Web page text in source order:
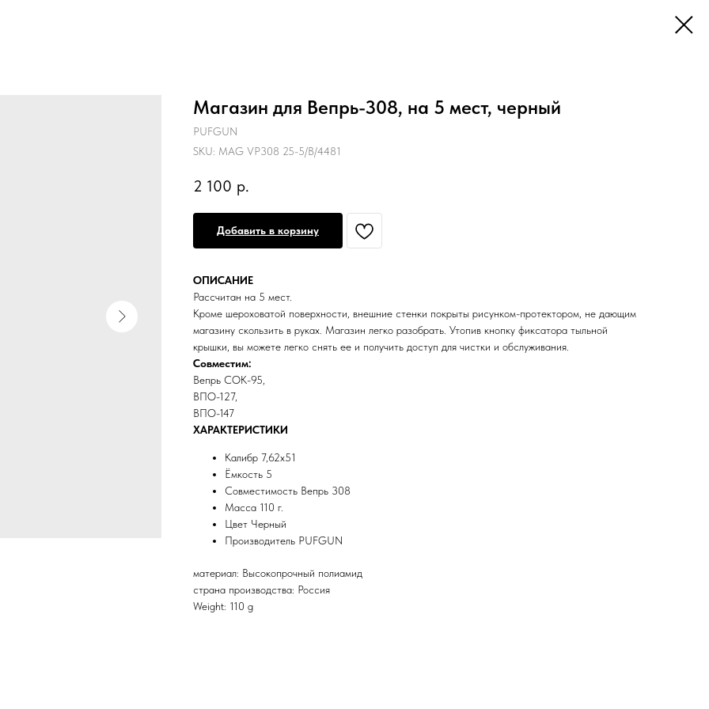
Магазин для Вепрь-308, на 5 мест, черный
PUFGUN
SKU: MAG VP308 25-5/B/4481
2 100 р.
Добавить в корзину
ОПИСАНИЕ
Рассчитан на 5 мест.
Кроме шероховатой поверхности, внешние стенки покрыты рисунком-протектором, не дающим
магазину скользить в руках. Магазин легко разобрать. Утопив кнопку фиксатора тыльной
крышки, вы можете легко снять ее и получить доступ для чистки и обслуживания.
Совместим:
Вепрь СОК-95,
ВПО-127,
ВПО-147
ХАРАКТЕРИСТИКИ
Калибр 7,62х51
Ёмкость 5
Совместимость Вепрь 308
Масса 110 г.
Цвет Черный
Производитель PUFGUN
материал: Высокопрочный полиамид
страна производства: Россия
Weight: 110 g